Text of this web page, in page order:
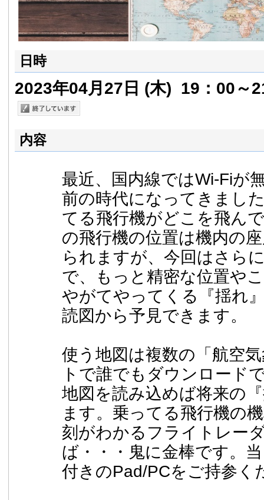
日時
2023年04月27日 (木) 19：00～
内容
最近、国内線ではWi-Fiが
前の時代になってきまし
てる飛行機がどこを飛ん
の飛行機の位置は機内の
られますが、今回はさら
で、もっと精密な位置や
やがてやってくる『揺れ
読図から予見できます。
使う地図は複数の「航空
トで誰でもダウンロード
地図を読み込めば将来の
ます。乗ってる飛行機の
刻がわかるフライトレー
ば・・・鬼に金棒です。
付きのPad/PCをご持参く